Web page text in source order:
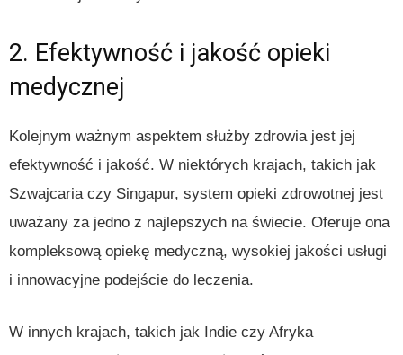
2. Efektywność i jakość opieki
medycznej
Kolejnym ważnym aspektem służby zdrowia jest jej
efektywność i jakość. W niektórych krajach, takich jak
Szwajcaria czy Singapur, system opieki zdrowotnej jest
uważany za jedno z najlepszych na świecie. Oferuje ona
kompleksową opiekę medyczną, wysokiej jakości usługi
i innowacyjne podejście do leczenia.
W innych krajach, takich jak Indie czy Afryka